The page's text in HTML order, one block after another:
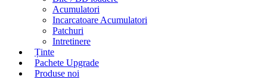
Acumulatori
Incarcatoare Acumulatori
Patchuri
Intretinere
Ținte
Pachete Upgrade
Produse noi